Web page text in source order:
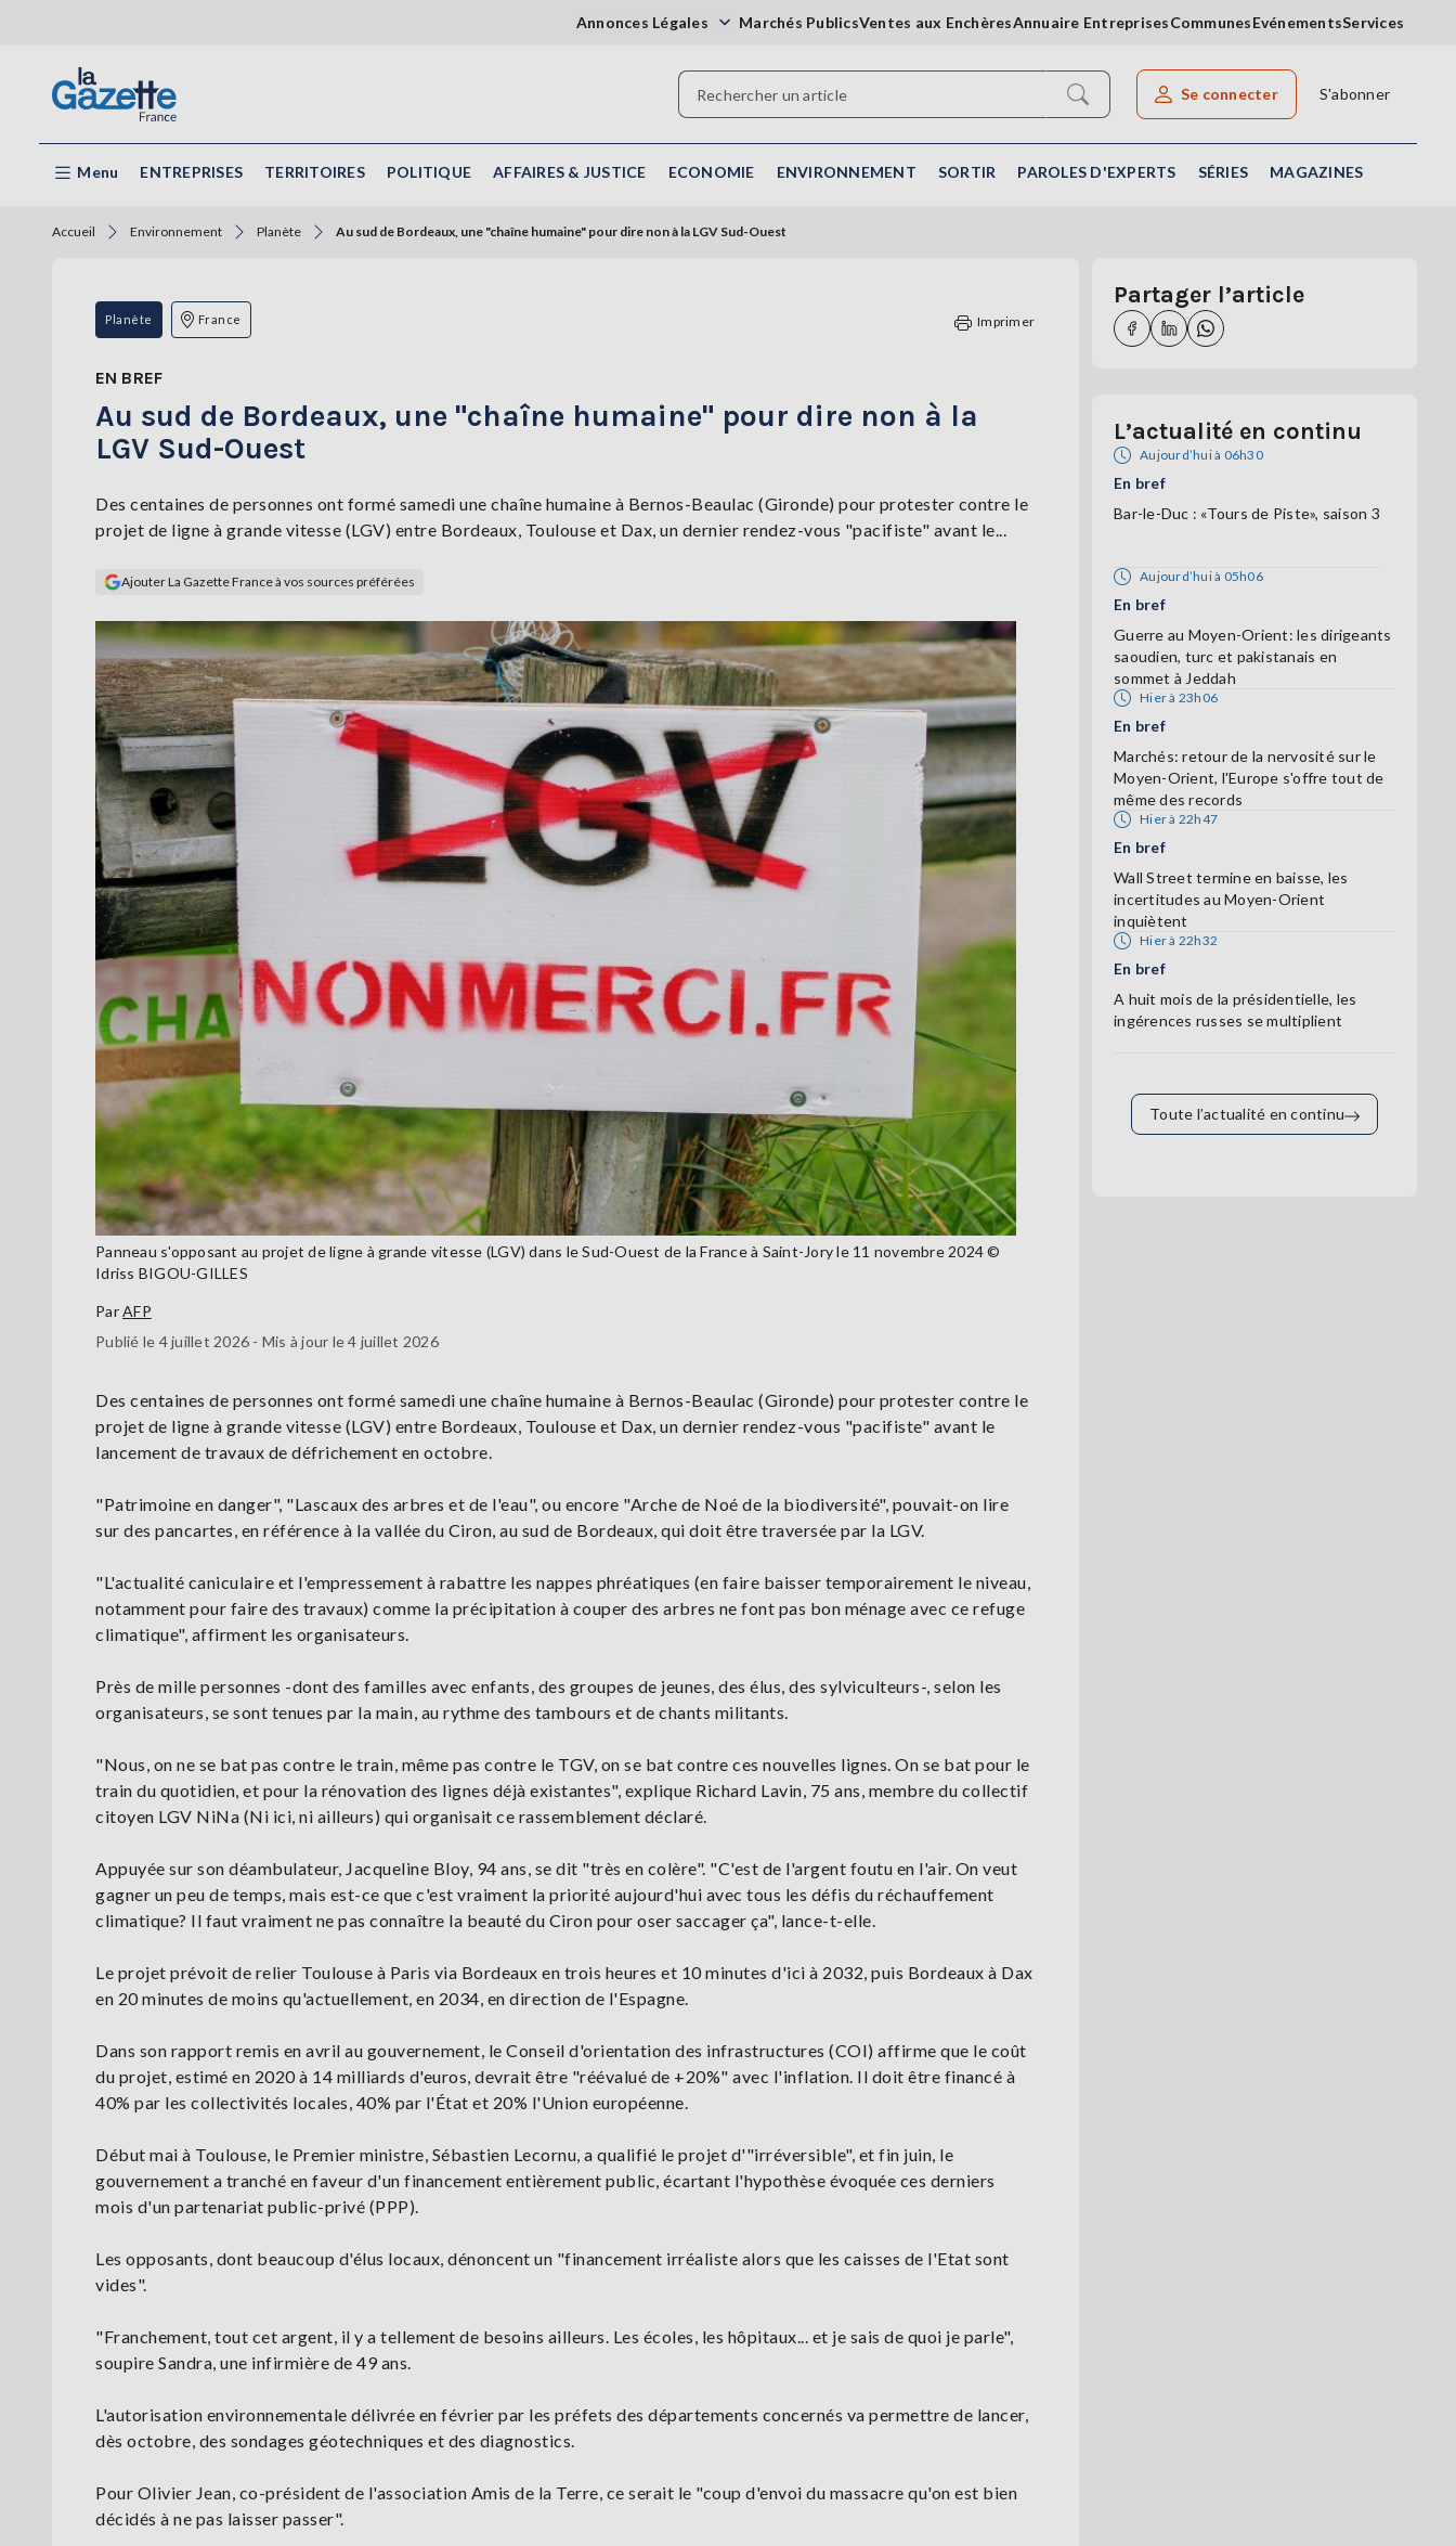
Annonces Légales Marchés PublicsVentes aux EnchèresAnnuaire EntreprisesCommunesEvénementsServices
Rechercher un article
Se connecter S'abonner
Menu ENTREPRISES TERRITOIRES POLITIQUE AFFAIRES & JUSTICE ECONOMIE ENVIRONNEMENT SORTIR PAROLES D'EXPERTS SÉRIES MAGAZINES
Accueil Environnement Planète Au sud de Bordeaux, une "chaîne humaine" pour dire non à la LGV Sud-Ouest
Planète France Imprimer
EN BREF
Au sud de Bordeaux, une "chaîne humaine" pour dire non à la
LGV Sud-Ouest
Des centaines de personnes ont formé samedi une chaîne humaine à Bernos-Beaulac (Gironde) pour protester contre le
projet de ligne à grande vitesse (LGV) entre Bordeaux, Toulouse et Dax, un dernier rendez-vous "pacifiste" avant le...
Ajouter La Gazette France à vos sources préférées
Panneau s'opposant au projet de ligne à grande vitesse (LGV) dans le Sud-Ouest de la France à Saint-Jory le 11 novembre 2024 ©
Idriss BIGOU-GILLES
ParAFP
Publié le 4 juillet 2026 - Mis à jour le 4 juillet 2026
Des centaines de personnes ont formé samedi une chaîne humaine à Bernos-Beaulac (Gironde) pour protester contre le
projet de ligne à grande vitesse (LGV) entre Bordeaux, Toulouse et Dax, un dernier rendez-vous "pacifiste" avant le
lancement de travaux de défrichement en octobre.
"Patrimoine en danger", "Lascaux des arbres et de l'eau", ou encore "Arche de Noé de la biodiversité", pouvait-on lire
sur des pancartes, en référence à la vallée du Ciron, au sud de Bordeaux, qui doit être traversée par la LGV.
"L'actualité caniculaire et l'empressement à rabattre les nappes phréatiques (en faire baisser temporairement le niveau,
notamment pour faire des travaux) comme la précipitation à couper des arbres ne font pas bon ménage avec ce refuge
climatique", affirment les organisateurs.
Près de mille personnes -dont des familles avec enfants, des groupes de jeunes, des élus, des sylviculteurs-, selon les
organisateurs, se sont tenues par la main, au rythme des tambours et de chants militants.
"Nous, on ne se bat pas contre le train, même pas contre le TGV, on se bat contre ces nouvelles lignes. On se bat pour le
train du quotidien, et pour la rénovation des lignes déjà existantes", explique Richard Lavin, 75 ans, membre du collectif
citoyen LGV NiNa (Ni ici, ni ailleurs) qui organisait ce rassemblement déclaré.
Appuyée sur son déambulateur, Jacqueline Bloy, 94 ans, se dit "très en colère". "C'est de l'argent foutu en l'air. On veut
gagner un peu de temps, mais est-ce que c'est vraiment la priorité aujourd'hui avec tous les défis du réchauffement
climatique? Il faut vraiment ne pas connaître la beauté du Ciron pour oser saccager ça", lance-t-elle.
Le projet prévoit de relier Toulouse à Paris via Bordeaux en trois heures et 10 minutes d'ici à 2032, puis Bordeaux à Dax
en 20 minutes de moins qu'actuellement, en 2034, en direction de l'Espagne.
Dans son rapport remis en avril au gouvernement, le Conseil d'orientation des infrastructures (COI) affirme que le coût
du projet, estimé en 2020 à 14 milliards d'euros, devrait être "réévalué de +20%" avec l'inflation. Il doit être financé à
40% par les collectivités locales, 40% par l'État et 20% l'Union européenne.
Début mai à Toulouse, le Premier ministre, Sébastien Lecornu, a qualifié le projet d'"irréversible", et fin juin, le
gouvernement a tranché en faveur d'un financement entièrement public, écartant l'hypothèse évoquée ces derniers
mois d'un partenariat public-privé (PPP).
Les opposants, dont beaucoup d'élus locaux, dénoncent un "financement irréaliste alors que les caisses de l'Etat sont
vides".
"Franchement, tout cet argent, il y a tellement de besoins ailleurs. Les écoles, les hôpitaux... et je sais de quoi je parle",
soupire Sandra, une infirmière de 49 ans.
L'autorisation environnementale délivrée en février par les préfets des départements concernés va permettre de lancer,
dès octobre, des sondages géotechniques et des diagnostics.
Pour Olivier Jean, co-président de l'association Amis de la Terre, ce serait le "coup d'envoi du massacre qu'on est bien
décidés à ne pas laisser passer".
Partager l’article
L’actualité en continu
Aujourd’hui à 06h30
En bref
Bar-le-Duc : «Tours de Piste», saison 3
Aujourd’hui à 05h06
En bref
Guerre au Moyen-Orient: les dirigeants
saoudien, turc et pakistanais en
sommet à Jeddah
Hier à 23h06
En bref
Marchés: retour de la nervosité sur le
Moyen-Orient, l'Europe s'offre tout de
même des records
Hier à 22h47
En bref
Wall Street termine en baisse, les
incertitudes au Moyen-Orient
inquiètent
Hier à 22h32
En bref
A huit mois de la présidentielle, les
ingérences russes se multiplient
Toute l’actualité en continu